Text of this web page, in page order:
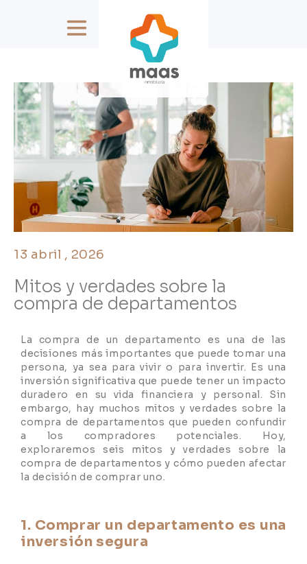
13 abril , 2026
Mitos y verdades sobre la
compra de departamentos
La compra de un departamento es una de las
decisiones más importantes que puede tomar una
persona, ya sea para vivir o para invertir. Es una
inversión significativa que puede tener un impacto
duradero en su vida financiera y personal. Sin
embargo, hay muchos mitos y verdades sobre la
compra de departamentos que pueden confundir
a los compradores potenciales. Hoy,
exploraremos seis mitos y verdades sobre la
compra de departamentos y cómo pueden afectar
la decisión de comprar uno.
1. Comprar un departamento es una
inversión segura